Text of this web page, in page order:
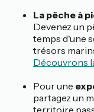
La pêche à
Devenez un
temps d'une
trésors
Découvrons
Pour une
partagez un